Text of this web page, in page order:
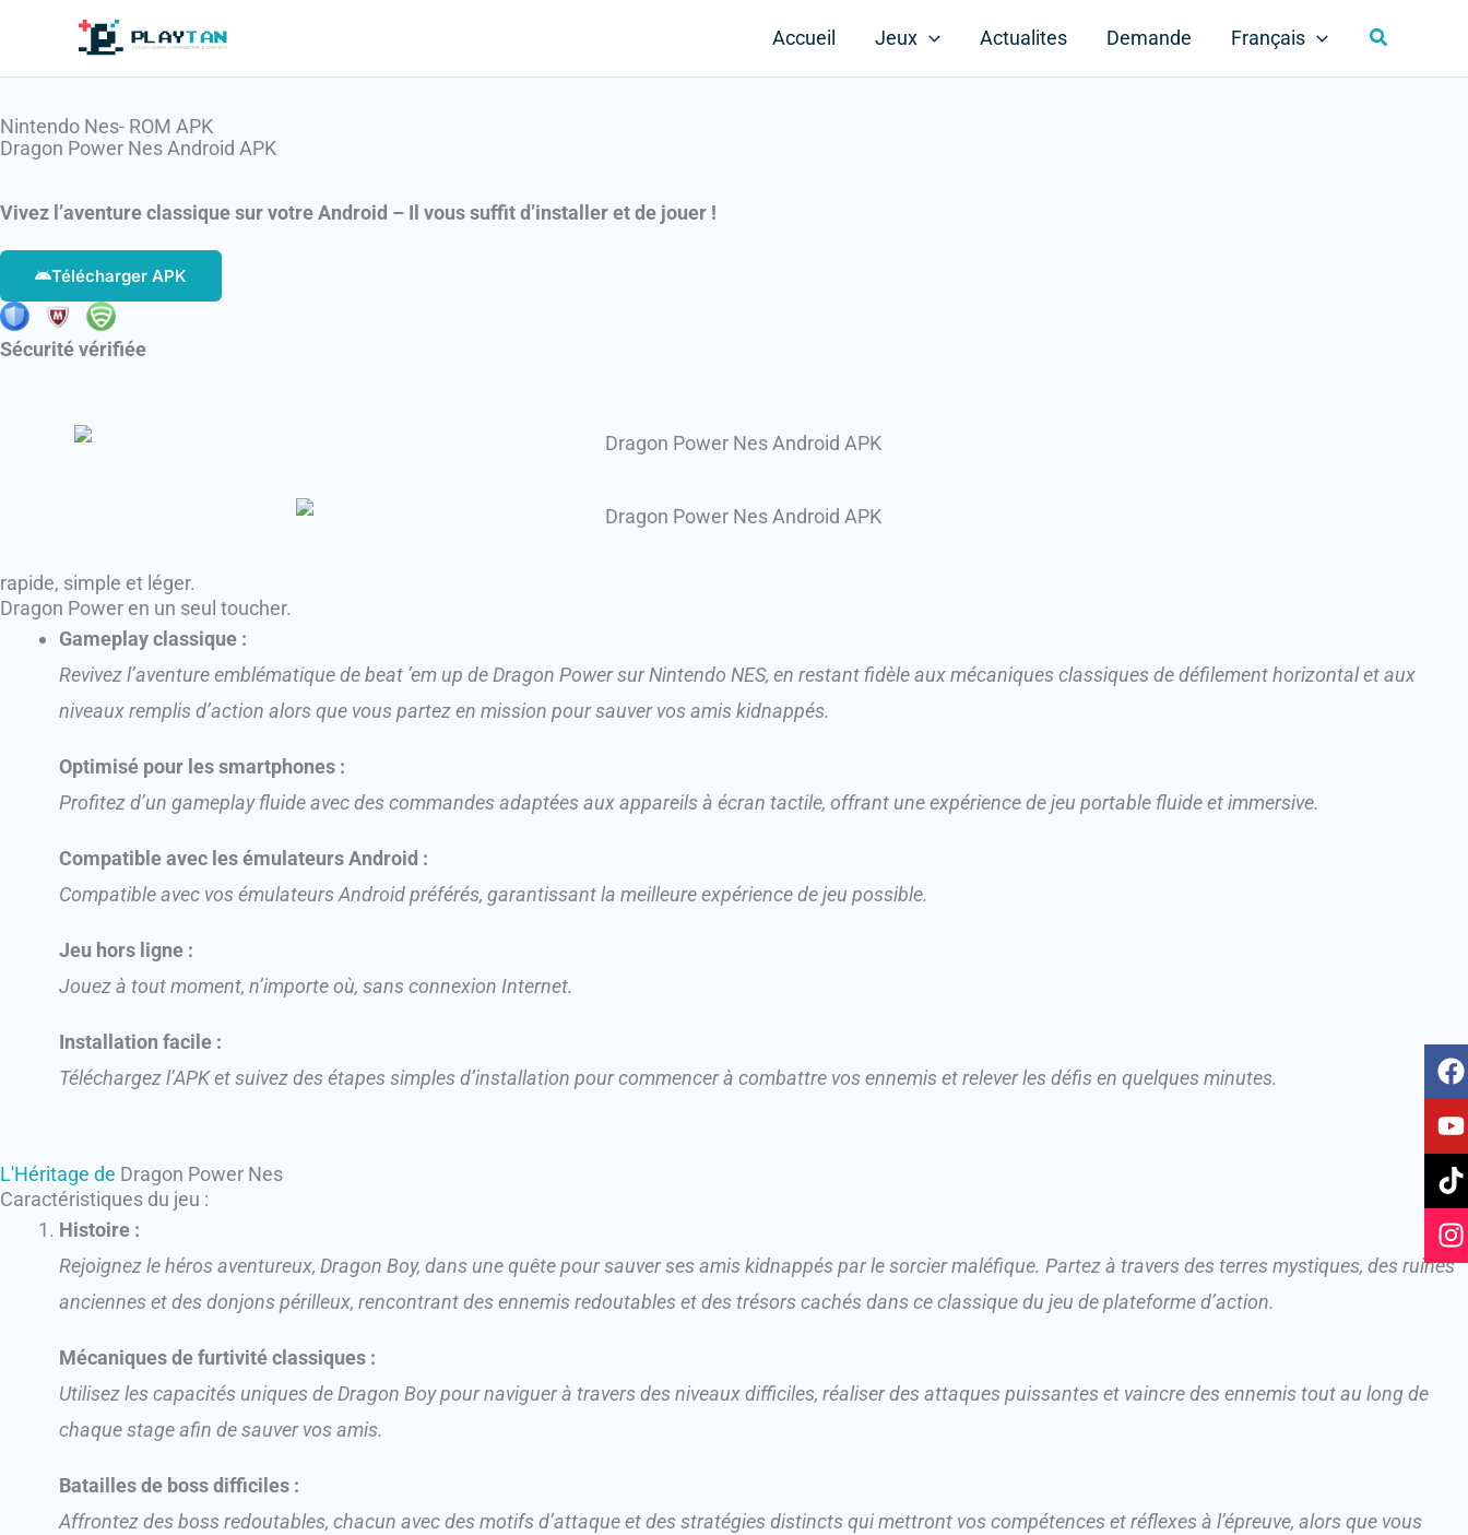
Accueil Jeux Actualites Demande Français Rechercher
Nintendo Nes- ROM APK ​
Dragon Power Nes Android APK
Vivez l’aventure classique sur votre Android – Il vous suffit d’installer et de jouer !
Télécharger APK
Sécurité vérifiée
rapide, simple et léger.
Dragon Power en un seul toucher.
Gameplay classique :
Revivez l’aventure emblématique de beat ’em up de Dragon Power sur Nintendo NES, en restant fidèle aux mécaniques classiques de défilement horizontal et aux
niveaux remplis d’action alors que vous partez en mission pour sauver vos amis kidnappés.
Optimisé pour les smartphones :
Profitez d’un gameplay fluide avec des commandes adaptées aux appareils à écran tactile, offrant une expérience de jeu portable fluide et immersive.
Compatible avec les émulateurs Android :
Compatible avec vos émulateurs Android préférés, garantissant la meilleure expérience de jeu possible.
Jeu hors ligne :
Jouez à tout moment, n’importe où, sans connexion Internet.
Installation facile :
Téléchargez l’APK et suivez des étapes simples d’installation pour commencer à combattre vos ennemis et relever les défis en quelques minutes.
L'Héritage de Dragon Power Nes
Caractéristiques du jeu :​
Histoire :
Rejoignez le héros aventureux, Dragon Boy, dans une quête pour sauver ses amis kidnappés par le sorcier maléfique. Partez à travers des terres mystiques, des ruines
anciennes et des donjons périlleux, rencontrant des ennemis redoutables et des trésors cachés dans ce classique du jeu de plateforme d’action.
Mécaniques de furtivité classiques :
Utilisez les capacités uniques de Dragon Boy pour naviguer à travers des niveaux difficiles, réaliser des attaques puissantes et vaincre des ennemis tout au long de
chaque stage afin de sauver vos amis.
Batailles de boss difficiles :
Affrontez des boss redoutables, chacun avec des motifs d’attaque et des stratégies distincts qui mettront vos compétences et réflexes à l’épreuve, alors que vous
F
a
c
e
b
o
o
k
Y
o
u
t
u
b
e
T
i
k
t
o
k
I
n
s
t
a
g
r
a